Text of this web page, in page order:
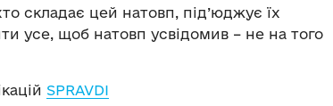
складає цей натовп, під’юджує їх
усе, щоб натовп усвідомив – не на того
SPRAVDI